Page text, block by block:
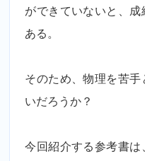
ができていないと、
ある。
そのため、物理を苦
いだろうか？
今回紹介する参考書